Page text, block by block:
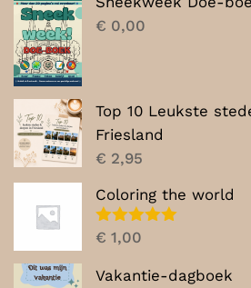
€ 7,00. € 5,00.
€ 0,00
Top 10 Leukste
Friesland
€ 2,95
Coloring the world
Gewaardeerd
5.00
€ 1,00
Vakantie-dagboek